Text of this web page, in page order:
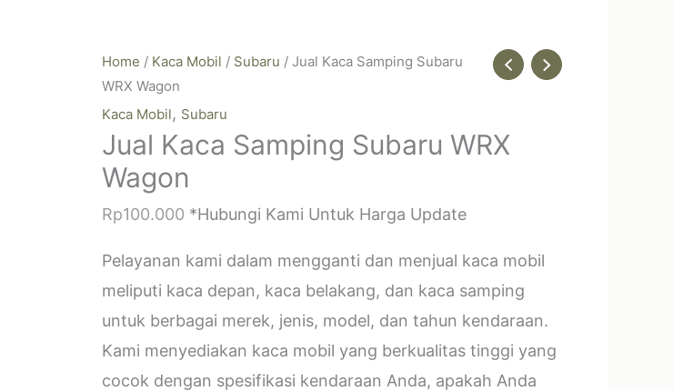
Home / Kaca Mobil / Subaru / Jual Kaca Samping Subaru
WRX Wagon
Kaca Mobil, Subaru
Jual Kaca Samping Subaru WRX
Wagon
Rp100.000 *Hubungi Kami Untuk Harga Update
Pelayanan kami dalam mengganti dan menjual kaca mobil
meliputi kaca depan, kaca belakang, dan kaca samping
untuk berbagai merek, jenis, model, dan tahun kendaraan.
Kami menyediakan kaca mobil yang berkualitas tinggi yang
cocok dengan spesifikasi kendaraan Anda, apakah Anda